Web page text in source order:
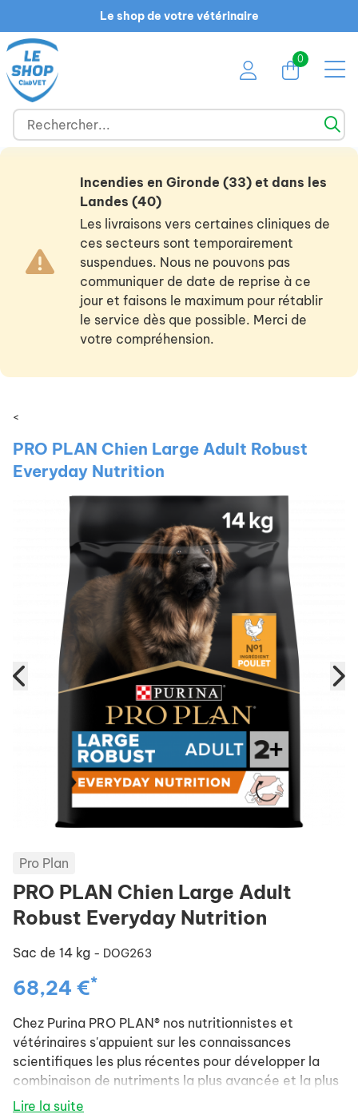
Le shop de votre vétérinaire
0
Incendies en Gironde (33) et dans les
Landes (40)
Les livraisons vers certaines cliniques de
ces secteurs sont temporairement
suspendues. Nous ne pouvons pas
communiquer de date de reprise à ce
jour et faisons le maximum pour rétablir
le service dès que possible. Merci de
votre compréhension.
<
PRO PLAN Chien Large Adult Robust
Everyday Nutrition
Pro Plan
PRO PLAN Chien Large Adult
Robust Everyday Nutrition
Sac de 14 kg - DOG263
68,24 €*
Chez Purina PRO PLAN® nos nutritionnistes et
vétérinaires s'appuient sur les connaissances
scientifiques les plus récentes pour développer la
combinaison de nutriments la plus avancée et la plus
efficace pour votre animal.
Lire la suite